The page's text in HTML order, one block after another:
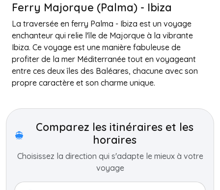
Ferry Majorque (Palma) - Ibiza
La traversée en ferry Palma - Ibiza est un voyage
enchanteur qui relie l'île de Majorque à la vibrante
Ibiza. Ce voyage est une manière fabuleuse de
profiter de la mer Méditerranée tout en voyageant
entre ces deux îles des Baléares, chacune avec son
propre caractère et son charme unique.
+
Comparez les itinéraires et les
horaires
Choisissez la direction qui s'adapte le mieux à votre
voyage